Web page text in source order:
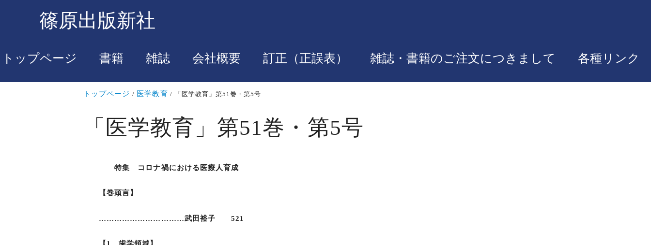
篠原出版新社
トップページ 書籍 雑誌 会社概要 訂正（正誤表） 雑誌・書籍のご注文につきまして 各種リンク
トップページ 医学教育 「医学教育」第51巻・第5号
「医学教育」第51巻・第5号
特集 コロナ禍における医療人育成
【巻頭言】
……………………………武田裕子 521